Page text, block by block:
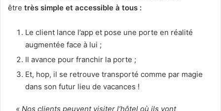
être très simple et accessible à tous :
Le client lance l’app et pose une porte en réalité
augmentée face à lui ;
Il avance pour franchir la porte ;
Et, hop, il se retrouve transporté comme par magie
dans son futur lieu de vacances !
« Nos clients peuvent visiter l’hôtel où ils vont